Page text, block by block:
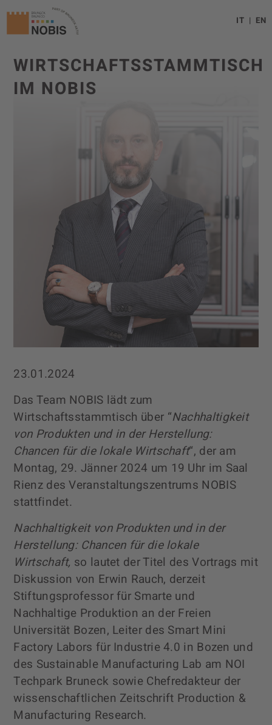
IT EN
WIRTSCHAFTSSTAMMTISCH
IM NOBIS
23.01.2024
Das Team NOBIS lädt zum
Wirtschaftsstammtisch über “Nachhaltigkeit
von Produkten und in der Herstellung:
Chancen für die lokale Wirtschaft“, der am
Montag, 29. Jänner 2024 um 19 Uhr im Saal
Rienz des Veranstaltungszentrums NOBIS
stattfindet.
Nachhaltigkeit von Produkten und in der
Herstellung: Chancen für die lokale
Wirtschaft, so lautet der Titel des Vortrags mit
Diskussion von Erwin Rauch, derzeit
Stiftungsprofessor für Smarte und
Nachhaltige Produktion an der Freien
Universität Bozen, Leiter des Smart Mini
Factory Labors für Industrie 4.0 in Bozen und
des Sustainable Manufacturing Lab am NOI
Techpark Bruneck sowie Chefredakteur der
wissenschaftlichen Zeitschrift Production &
Manufacturing Research.